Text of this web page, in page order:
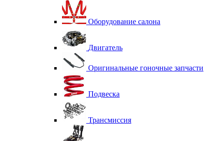
Оборудование салона
Двигатель
Оригинальные гоночные запчасти
Подвеска
Трансмиссия